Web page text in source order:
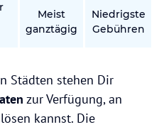
Meist
ganztägig
Niedrigste
Gebühren
Städten stehen Dir
zur Verfügung, an
kannst. Die